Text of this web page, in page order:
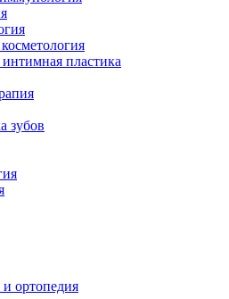
пластика
зубов
ортопедия